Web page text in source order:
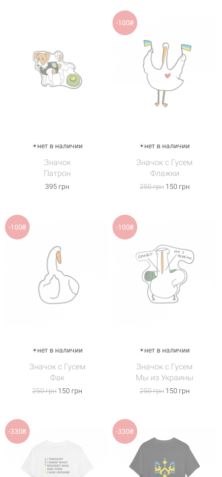
нет в наличии
Значок
Патрон
395 грн
-100₴
нет в наличии
Значок с Гусем
Флажки
250 грн150 грн
-100₴
нет в наличии
Значок с Гусем
Фак
250 грн 150 грн
-100₴
нет в наличии
Значок с Гусем
Мы из Украины
250 грн150 грн
-330₴ -330₴